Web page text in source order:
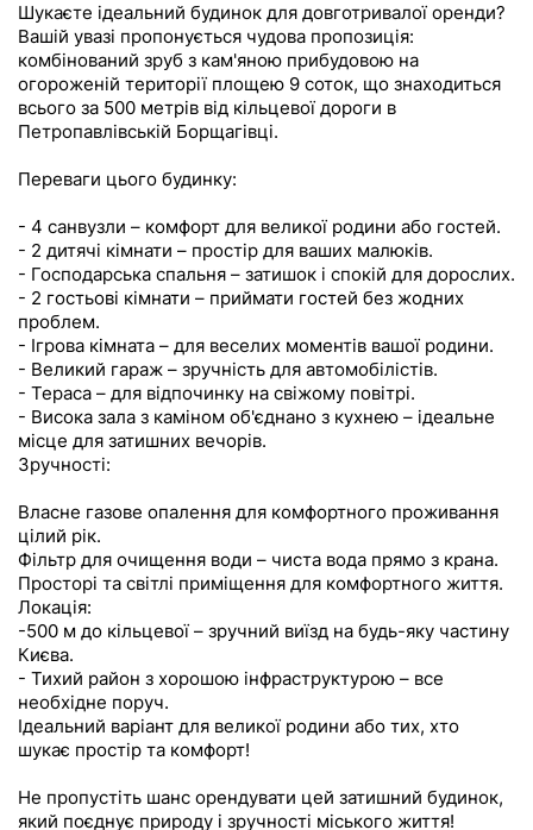
Шукаєте ідеальний будинок для довготривалої оренди?
Вашій увазі пропонується чудова пропозиція:
комбінований зруб з кам'яною прибудовою на
огороженій території площею 9 соток, що знаходиться
всього за 500 метрів від кільцевої дороги в
Петропавлівській Борщагівці.
Переваги цього будинку:
- 4 санвузли – комфорт для великої родини або гостей.
- 2 дитячі кімнати – простір для ваших малюків.
- Господарська спальня – затишок і спокій для дорослих.
- 2 гостьові кімнати – приймати гостей без жодних
проблем.
- Ігрова кімната – для веселих моментів вашої родини.
- Великий гараж – зручність для автомобілістів.
- Тераса – для відпочинку на свіжому повітрі.
- Висока зала з каміном об'єднано з кухнею – ідеальне
місце для затишних вечорів.
Зручності:
Власне газове опалення для комфортного проживання
цілий рік.
Фільтр для очищення води – чиста вода прямо з крана.
Просторі та світлі приміщення для комфортного життя.
Локація:
-500 м до кільцевої – зручний виїзд на будь-яку частину
Києва.
- Тихий район з хорошою інфраструктурою – все
необхідне поруч.
Ідеальний варіант для великої родини або тих, хто
шукає простір та комфорт!
Не пропустіть шанс орендувати цей затишний будинок,
який поєднує природу і зручності міського життя!